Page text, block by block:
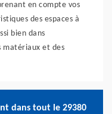
en compte vos
des espaces à
bien dans
matériaux et des
dans tout le 29380